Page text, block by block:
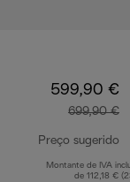
599,90 €
699,90 €
Preço sugerido
Montante de IVA
de 112,18 €